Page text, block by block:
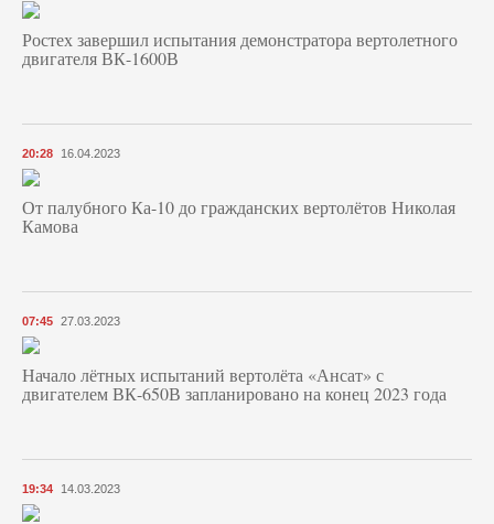
Ростех завершил испытания демонстратора вертолетного
двигателя ВК-1600В
20:28 16.04.2023
От палубного Ка-10 до гражданских вертолётов Николая
Камова
07:45 27.03.2023
Начало лётных испытаний вертолёта «Ансат» с
двигателем ВК-650В запланировано на конец 2023 года
19:34 14.03.2023